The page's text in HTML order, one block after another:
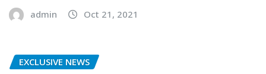
admin Oct 21, 2021
EXCLUSIVE NEWS